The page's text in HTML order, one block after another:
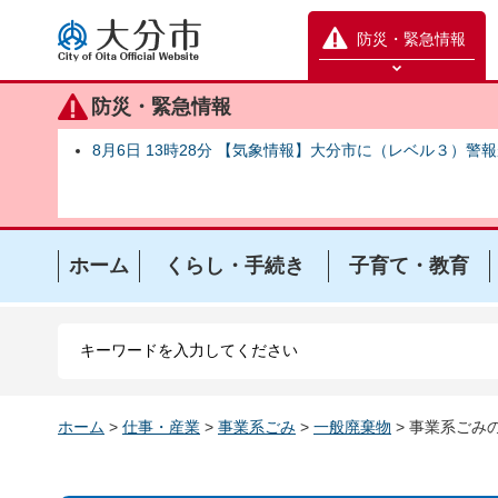
大分市
防災・緊急情報
防災緊急情報を開く
防災・緊急情報
8月6日 13時28分 【気象情報】大分市に（レベル３）警
ホーム くらし・手続き 子育て・教育
ホーム > 仕事・産業 > 事業系ごみ > 一般廃棄物 > 事業系ごみ